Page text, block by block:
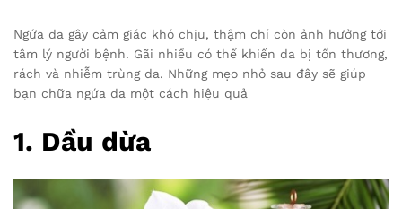
Ngứa da gây cảm giác khó chịu, thậm chí còn ảnh hưởng tới
tâm lý người bệnh. Gãi nhiều có thể khiến da bị tổn thương,
rách và nhiễm trùng da. Những mẹo nhỏ sau đây sẽ giúp
bạn chữa ngứa da một cách hiệu quả
1. Dầu dừa